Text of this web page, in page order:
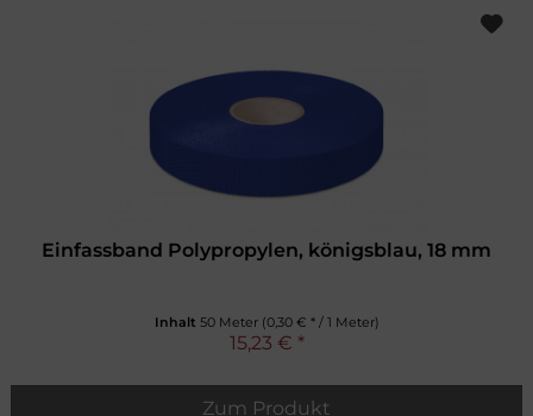
Einfassband Polypropylen, königsblau, 18 mm
Inhalt 50 Meter (0,30 € * / 1 Meter)
15,23 € *
Zum Produkt